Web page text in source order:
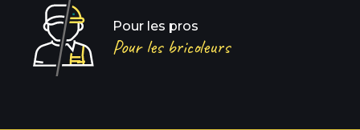
Pour les pros
Pour les bricoleurs